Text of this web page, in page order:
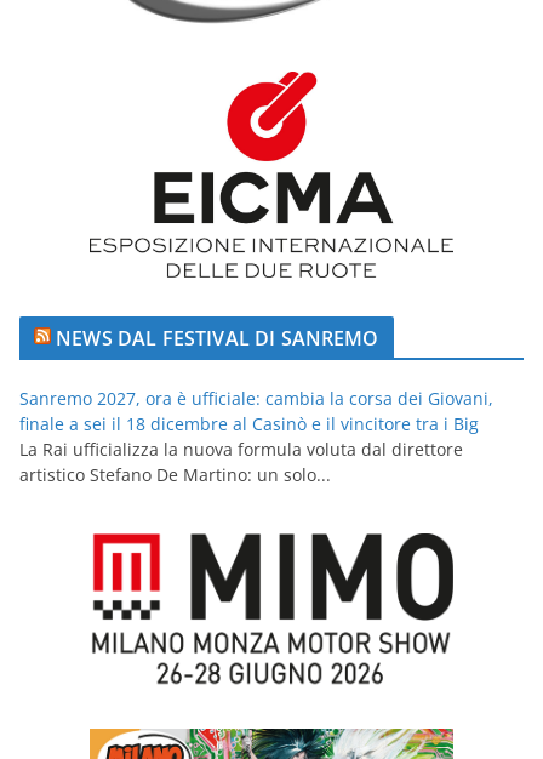
NEWS DAL FESTIVAL DI SANREMO
Sanremo 2027, ora è ufficiale: cambia la corsa dei Giovani,
finale a sei il 18 dicembre al Casinò e il vincitore tra i Big
La Rai ufficializza la nuova formula voluta dal direttore
artistico Stefano De Martino: un solo...